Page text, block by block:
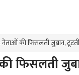
की फिसलती जुबान,
फिसलती